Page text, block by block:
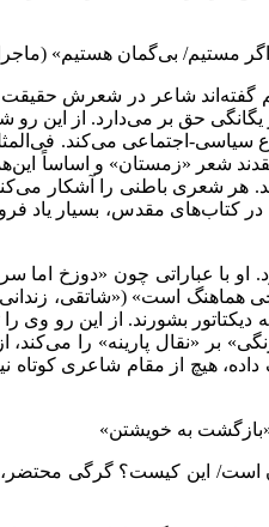
مستیم/ بی‌گمان هستیم» (ماجرا
گفته‌اند شاعر در شعرش حقیقت
حق بر می‌دارد. از این
اجتماعی می‌کند. فی‌المثل
شعر «زمستان» و اساساً
هر شعری باطنی را آشکار
مقدس، بسیار یاد فرود
او با عباراتی چون «دوزخ اما
هماهنگ است» («شاتقی،
دیکتاتور بشورند. از این رو وی
«نقال پارینه» را می‌کند،
هیچ از مقام شاعری کوتاه
به خویشتن»
است/ این کیست؟ گرگی